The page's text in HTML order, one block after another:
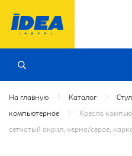
На главную Каталог
компьютерное Кресло
сетчатый акрил, черно/серое,